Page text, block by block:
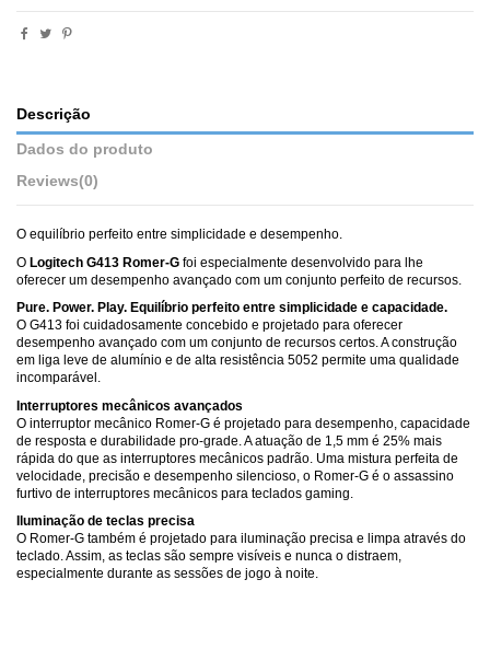
Descrição
Dados do produto
Reviews(0)
O equilíbrio perfeito entre simplicidade e desempenho.
O Logitech G413 Romer-G foi especialmente desenvolvido para lhe
oferecer um desempenho avançado com um conjunto perfeito de recursos.
Pure. Power. Play. Equilíbrio perfeito entre simplicidade e capacidade.
O G413 foi cuidadosamente concebido e projetado para oferecer
desempenho avançado com um conjunto de recursos certos. A construção
em liga leve de alumínio e de alta resistência 5052 permite uma qualidade
incomparável.
Interruptores mecânicos avançados
O interruptor mecânico Romer-G é projetado para desempenho, capacidade
de resposta e durabilidade pro-grade. A atuação de 1,5 mm é 25% mais
rápida do que as interruptores mecânicos padrão. Uma mistura perfeita de
velocidade, precisão e desempenho silencioso, o Romer-G é o assassino
furtivo de interruptores mecânicos para teclados gaming.
Iluminação de teclas precisa
O Romer-G também é projetado para iluminação precisa e limpa através do
teclado. Assim, as teclas são sempre visíveis e nunca o distraem,
especialmente durante as sessões de jogo à noite.